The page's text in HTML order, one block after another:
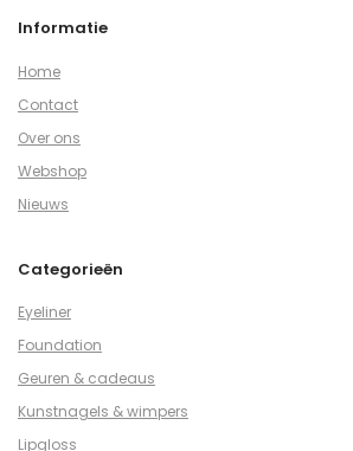
Informatie
Home
Contact
Over ons
Webshop
Nieuws
Categorieën
Eyeliner
Foundation
Geuren & cadeaus
Kunstnagels & wimpers
Lipgloss